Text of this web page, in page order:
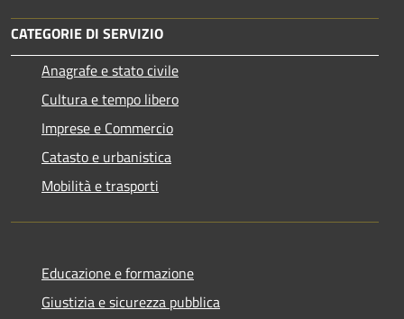
CATEGORIE DI SERVIZIO
Anagrafe e stato civile
Cultura e tempo libero
Imprese e Commercio
Catasto e urbanistica
Mobilità e trasporti
Educazione e formazione
Giustizia e sicurezza pubblica